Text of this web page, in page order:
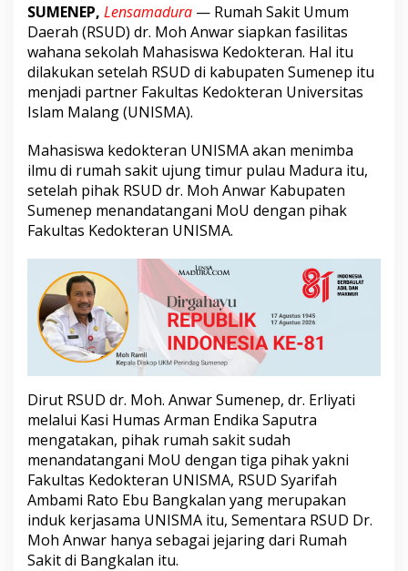
l
i
t
a
s
W
a
a
n
a
S
e
k
h
h
a
s
i
s
w
a
U
N
I
M
A
SUMENEP, Lensamadura — Rumah Sakit Umum
Daerah (RSUD) dr. Moh Anwar siapkan fasilitas
wahana sekolah Mahasiswa Kedokteran. Hal itu
dilakukan setelah RSUD di kabupaten Sumenep itu
menjadi partner Fakultas Kedokteran Universitas
Islam Malang (UNISMA).
Mahasiswa kedokteran UNISMA akan menimba
ilmu di rumah sakit ujung timur pulau Madura itu,
setelah pihak RSUD dr. Moh Anwar Kabupaten
Sumenep menandatangani MoU dengan pihak
Fakultas Kedokteran UNISMA.
Dirut RSUD dr. Moh. Anwar Sumenep, dr. Erliyati
melalui Kasi Humas Arman Endika Saputra
mengatakan, pihak rumah sakit sudah
menandatangani MoU dengan tiga pihak yakni
Fakultas Kedokteran UNISMA, RSUD Syarifah
Ambami Rato Ebu Bangkalan yang merupakan
induk kerjasama UNISMA itu, Sementara RSUD Dr.
Moh Anwar hanya sebagai jejaring dari Rumah
Sakit di Bangkalan itu.